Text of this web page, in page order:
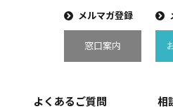
メルマガ登録
窓口案内
よくあるご質問 相